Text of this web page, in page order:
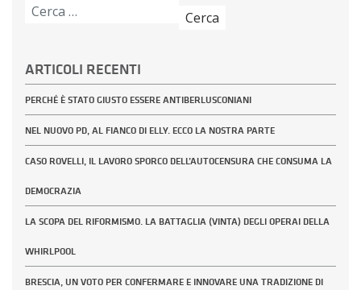
Ricerca
ARTICOLI RECENTI
PERCHÉ È STATO GIUSTO ESSERE ANTIBERLUSCONIANI
NEL NUOVO PD, AL FIANCO DI ELLY. ECCO LA NOSTRA PARTE
CASO ROVELLI, IL LAVORO SPORCO DELL’AUTOCENSURA CHE CONSUMA LA
DEMOCRAZIA
LA SCOPA DEL RIFORMISMO. LA BATTAGLIA (VINTA) DEGLI OPERAI DELLA
WHIRLPOOL
BRESCIA, UN VOTO PER CONFERMARE E INNOVARE UNA TRADIZIONE DI